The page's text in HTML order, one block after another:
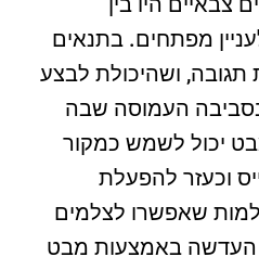
מפתחים. בתנאים
ושהיכולת לבצע
העמוסה שבה
יכול לשמש כמקור
וכעזר להפעלת
שאפשרו לצלמים
העדשה באמצעות מבט